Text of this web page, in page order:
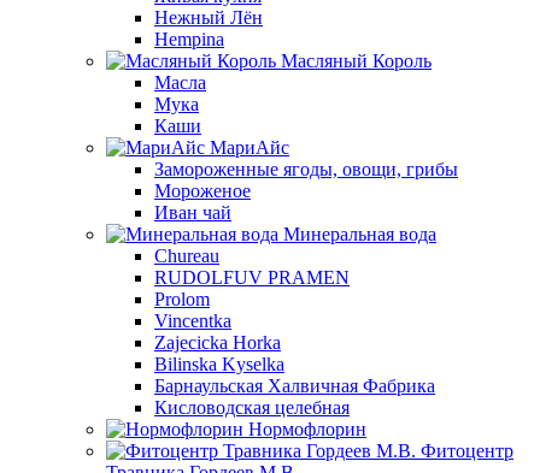
Нежный Лён
Hempina
Масляный Король
Масла
Мука
Каши
МариАйс
Замороженные ягоды, овощи, грибы
Мороженое
Иван чай
Минеральная вода
Chureau
RUDOLFUV PRAMEN
Prolom
Vincentka
Zajecicka Horka
Bilinska Kyselka
Барнаульская Халвичная Фабрика
Кисловодская целебная
Нормофлорин
Фитоцентр